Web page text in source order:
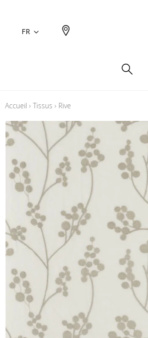
FR
Accueil › Tissus › Rive